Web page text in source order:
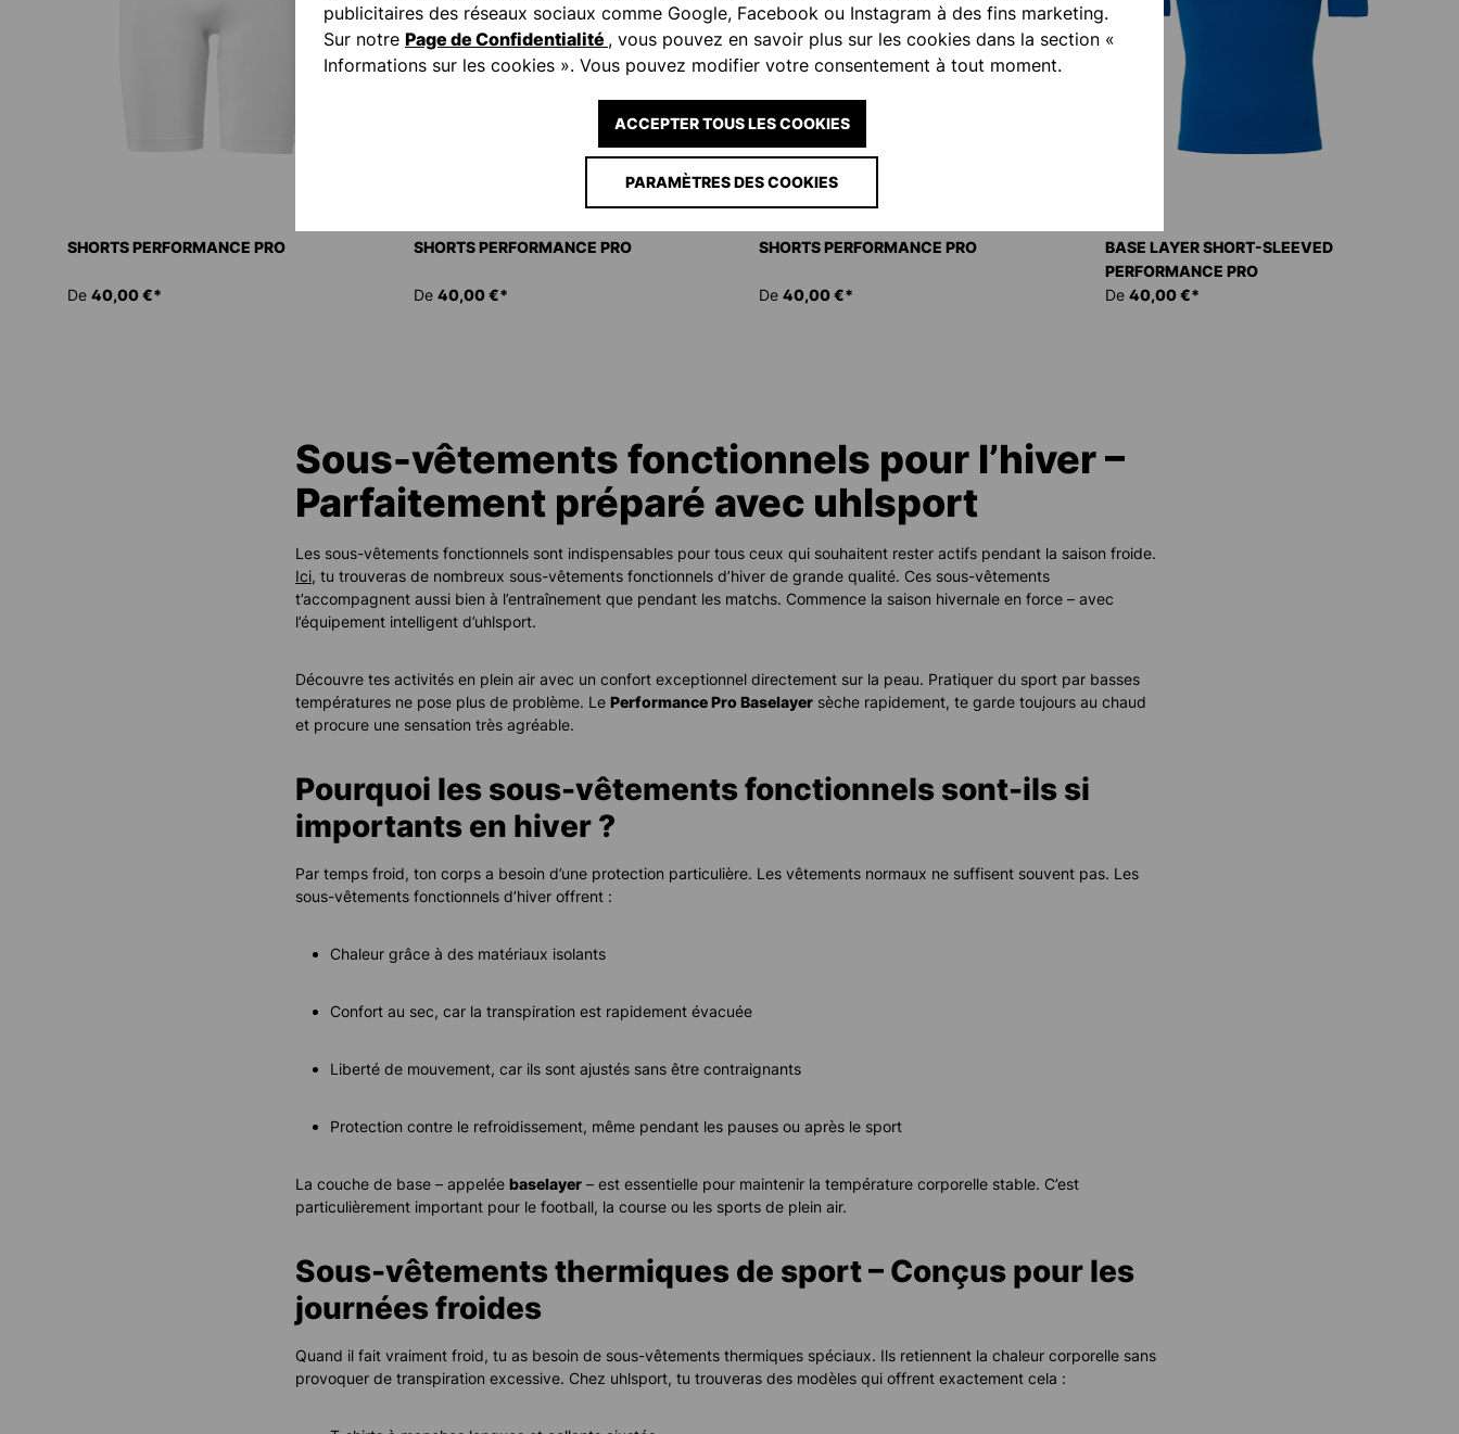
SHORTS PERFORMANCE PRO
De 40,00 €*
SHORTS PERFORMANCE PRO
De 40,00 €*
SHORTS PERFORMANCE PRO
De 40,00 €*
BASE LAYER SHORT-SLEEVED
PERFORMANCE PRO
De 40,00 €*
Sous-vêtements fonctionnels pour l’hiver –
Parfaitement préparé avec uhlsport
Les sous-vêtements fonctionnels sont indispensables pour tous ceux qui souhaitent rester actifs pendant la saison froide.
Ici, tu trouveras de nombreux sous-vêtements fonctionnels d’hiver de grande qualité. Ces sous-vêtements
t’accompagnent aussi bien à l’entraînement que pendant les matchs. Commence la saison hivernale en force – avec
l’équipement intelligent d’uhlsport.
Découvre tes activités en plein air avec un confort exceptionnel directement sur la peau. Pratiquer du sport par basses
températures ne pose plus de problème. Le Performance Pro Baselayer sèche rapidement, te garde toujours au chaud
et procure une sensation très agréable.
Pourquoi les sous-vêtements fonctionnels sont-ils si
importants en hiver ?
Par temps froid, ton corps a besoin d’une protection particulière. Les vêtements normaux ne suffisent souvent pas. Les
sous-vêtements fonctionnels d’hiver offrent :
Chaleur grâce à des matériaux isolants
Confort au sec, car la transpiration est rapidement évacuée
Liberté de mouvement, car ils sont ajustés sans être contraignants
Protection contre le refroidissement, même pendant les pauses ou après le sport
La couche de base – appelée baselayer – est essentielle pour maintenir la température corporelle stable. C’est
particulièrement important pour le football, la course ou les sports de plein air.
Sous-vêtements thermiques de sport – Conçus pour les
journées froides
Quand il fait vraiment froid, tu as besoin de sous-vêtements thermiques spéciaux. Ils retiennent la chaleur corporelle sans
provoquer de transpiration excessive. Chez uhlsport, tu trouveras des modèles qui offrent exactement cela :
publicitaires des réseaux sociaux comme Google, Facebook ou Instagram à des fins marketing.
Sur notre Page de Confidentialité , vous pouvez en savoir plus sur les cookies dans la section «
Informations sur les cookies ». Vous pouvez modifier votre consentement à tout moment.
PARAMÈTRES DES COOKIES
ACCEPTER TOUS LES COOKIES